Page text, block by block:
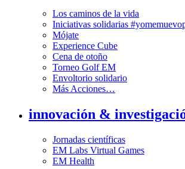
Los caminos de la vida
Iniciativas solidarias
Mójate
Experience Cube
Cena de otoño
Torneo Golf EM
Envoltorio solidario
Más Acciones…
innovación &
Jornadas científicas
EM Labs Virtual Games
EM Health